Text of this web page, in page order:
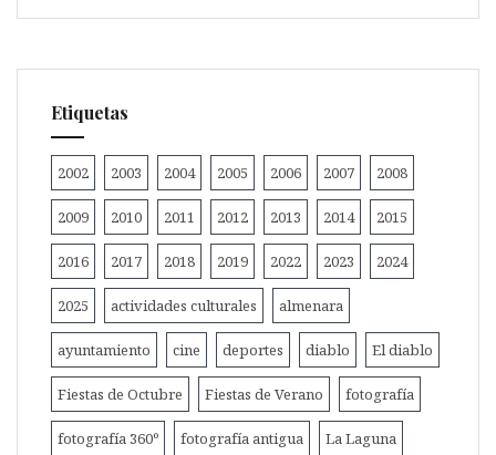
Etiquetas
2002 2003 2004 2005 2006 2007 2008
2009 2010 2011 2012 2013 2014 2015
2016 2017 2018 2019 2022 2023 2024
2025 actividades culturales almenara
ayuntamiento cine deportes diablo El diablo
Fiestas de Octubre Fiestas de Verano fotografía
fotografía 360º fotografía antigua La Laguna